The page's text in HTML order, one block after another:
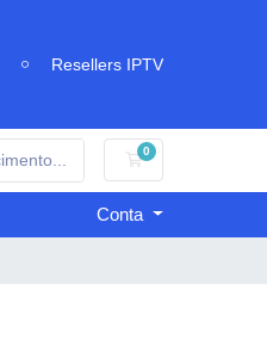
Resellers IPTV
0
Carrinho de
Conta